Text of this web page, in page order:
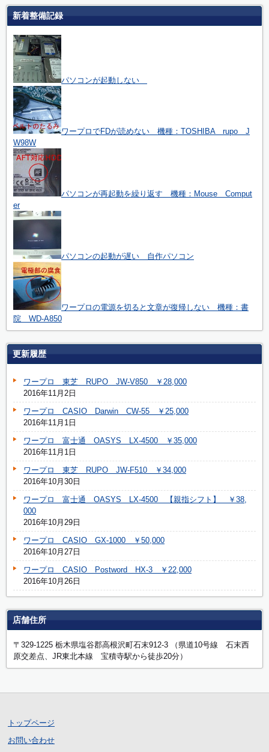
新着整備記録
パソコンが起動しない
ワープロでFDが読めない 機種：TOSHIBA rupo J
W98W
パソコンが再起動を繰り返す 機種：Mouse Comput
er
パソコンの起動が遅い 自作パソコン
ワープロの電源を切ると文章が復帰しない 機種：書
院 WD-A850
更新履歴
ワープロ 東芝 RUPO JW-V850 ￥28,000
2016年11月2日
ワープロ CASIO Darwin CW-55 ￥25,000
2016年11月1日
ワープロ 富士通 OASYS LX-4500 ￥35,000
2016年11月1日
ワープロ 東芝 RUPO JW-F510 ￥34,000
2016年10月30日
ワープロ 富士通 OASYS LX-4500 【親指シフト】 ￥38,
000
2016年10月29日
ワープロ CASIO GX-1000 ￥50,000
2016年10月27日
ワープロ CASIO Postword HX-3 ￥22,000
2016年10月26日
店舗住所
〒329-1225 栃木県塩谷郡高根沢町石末912-3 （県道10号線 石末西
原交差点、JR東北本線 宝積寺駅から徒歩20分）
トップページ
お問い合わせ